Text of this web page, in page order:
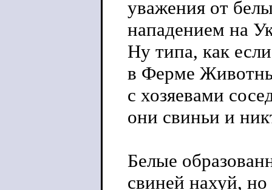
уважения от
нападением на
Ну типа, как
в Ферме
с хозяевами
они свиньи и
Белые
свиней нахуй,